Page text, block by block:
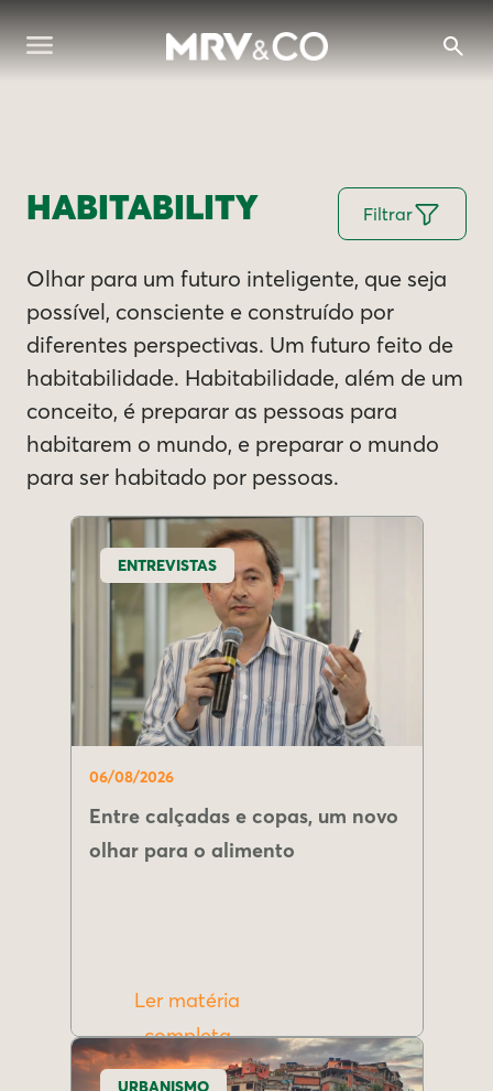
HABITABILITY Filtrar
Olhar para um futuro inteligente, que seja
possível, consciente e construído por
diferentes perspectivas. Um futuro feito de
habitabilidade. Habitabilidade, além de um
conceito, é preparar as pessoas para
habitarem o mundo, e preparar o mundo
para ser habitado por pessoas.
ENTREVISTAS
06/08/2026
Entre calçadas e copas, um novo
olhar para o alimento
Ler matéria
completa
URBANISMO